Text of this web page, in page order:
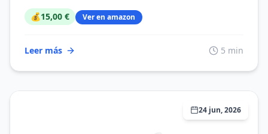
💰15,00 € Ver en amazon
Leer más 5 min
24 jun, 2026